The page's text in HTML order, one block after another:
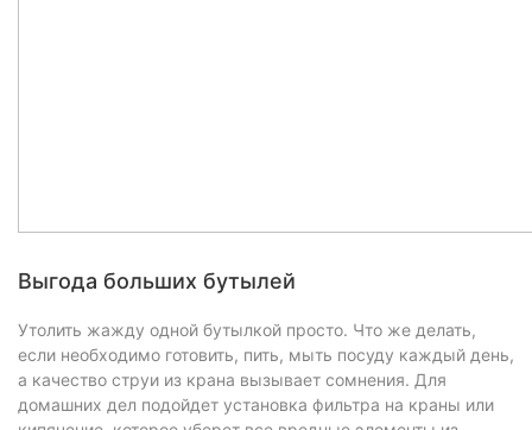
Выгода больших бутылей
Утолить жажду одной бутылкой просто. Что же делать,
если необходимо готовить, пить, мыть посуду каждый день,
а качество струи из крана вызывает сомнения. Для
домашних дел подойдет установка фильтра на краны или